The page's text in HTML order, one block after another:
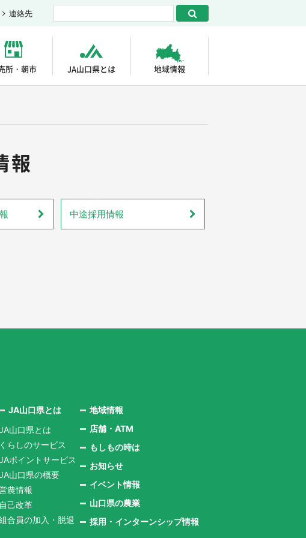
所・朝市 JA山口県とは 地域情報
連絡先
報
中途採用情報
JA山口県とは
山口県とは
くらしのサービス
ポイントサービス
山口県の概要
農情報
自己改革
合員の加入・脱退
地域情報
店舗・ATM
もしもの時は
お知らせ
イベント情報
山口県の農業
採用・インターンシップ情報